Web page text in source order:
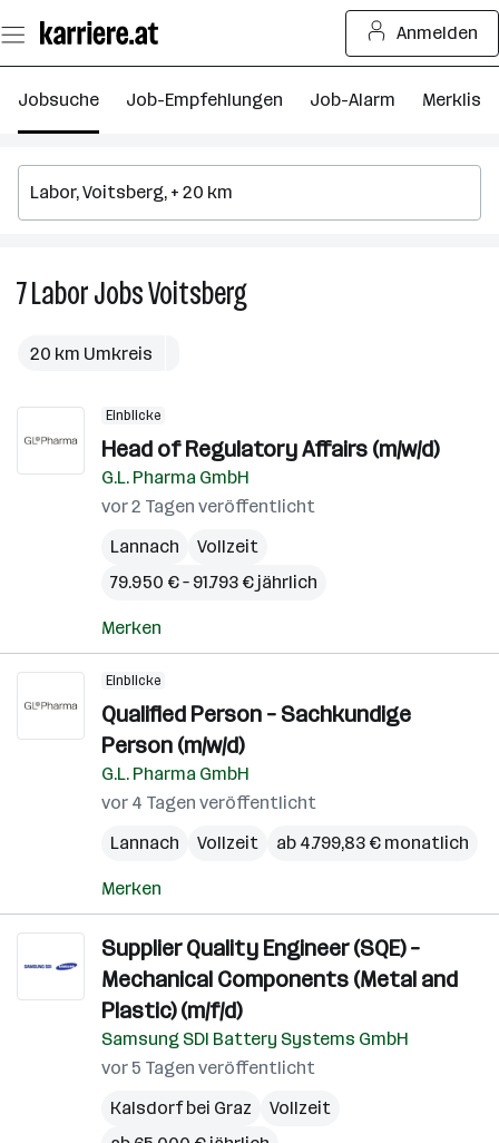
Seiteninhalt
springen
Anmelden
Jobsuche Job-Empfehlungen Job-Alarm Merkliste
7LaborJobsVoitsberg7
Labor
20 km Umkreis
Einblicke
Head of Regulatory Affairs (m/w/d)
G.L. Pharma GmbH
vor 2 Tagen veröffentlicht
Lannach
Vollzeit
79.950 € – 91.793 € jährlich
Merken
Einblicke
Qualified Person – Sachkundige
Person (m/w/d)
G.L. Pharma GmbH
vor 4 Tagen veröffentlicht
Lannach
Vollzeit ab 4.799,83 € monatlich
Merken
Supplier Quality Engineer (SQE) –
Mechanical Components (Metal and
Plastic) (m/f/d)
Samsung SDI Battery Systems GmbH
vor 5 Tagen veröffentlicht
Kalsdorf bei Graz
Vollzeit